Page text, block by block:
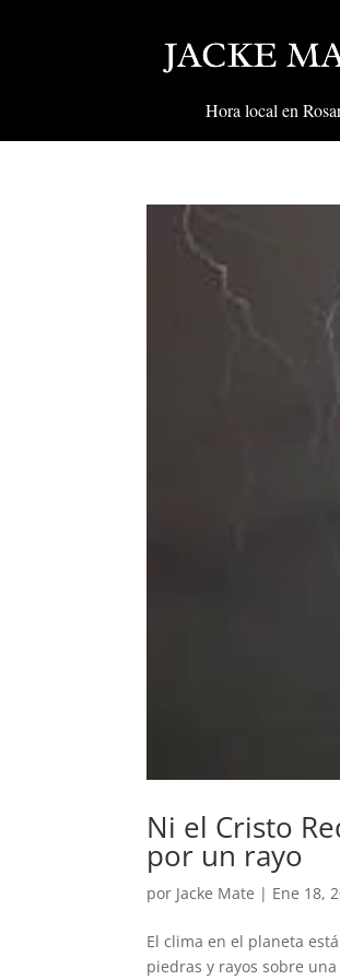
Hora local en
Ni el Cristo
por un rayo
por Jacke Mate | Ene 18,
El clima en el planeta
piedras y rayos sobre